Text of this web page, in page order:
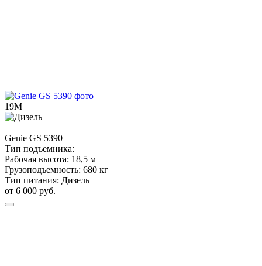
19М
Genie GS 5390
Тип подъемника:
Рабочая высота: 18,5 м
Грузоподъемность: 680 кг
Тип питания: Дизель
от 6 000 руб.